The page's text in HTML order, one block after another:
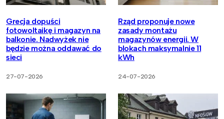
Grecja dopuści
fotowoltaikę i magazyn na
balkonie. Nadwyżek nie
będzie można oddawać do
sieci
27-07-2026
Rząd proponuje nowe
zasady montażu
magazynów energii. W
blokach maksymalnie 11
kWh
24-07-2026